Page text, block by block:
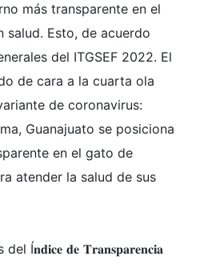
más transparente en el
salud. Esto, de acuerdo
del ITGSEF 2022. El
de cara a la cuarta ola
de coronavirus:
Guanajuato se posiciona
en el gato de
atender la salud de sus
Í𝐧𝐝𝐢𝐜𝐞 𝐝𝐞 𝐓𝐫𝐚𝐧𝐬𝐩𝐚𝐫𝐞𝐧𝐜𝐢𝐚